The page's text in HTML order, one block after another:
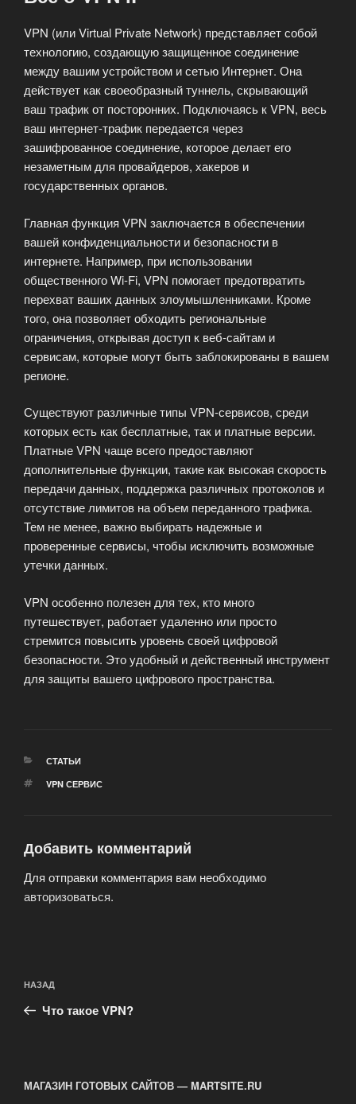
VPN (или Virtual Private Network) представляет собой
технологию, создающую защищенное соединение
между вашим устройством и сетью Интернет. Она
действует как своеобразный туннель, скрывающий
ваш трафик от посторонних. Подключаясь к VPN, весь
ваш интернет-трафик передается через
зашифрованное соединение, которое делает его
незаметным для провайдеров, хакеров и
государственных органов.
Главная функция VPN заключается в обеспечении
вашей конфиденциальности и безопасности в
интернете. Например, при использовании
общественного Wi-Fi, VPN помогает предотвратить
перехват ваших данных злоумышленниками. Кроме
того, она позволяет обходить региональные
ограничения, открывая доступ к веб-сайтам и
сервисам, которые могут быть заблокированы в вашем
регионе.
Существуют различные типы VPN-сервисов, среди
которых есть как бесплатные, так и платные версии.
Платные VPN чаще всего предоставляют
дополнительные функции, такие как высокая скорость
передачи данных, поддержка различных протоколов и
отсутствие лимитов на объем переданного трафика.
Тем не менее, важно выбирать надежные и
проверенные сервисы, чтобы исключить возможные
утечки данных.
VPN особенно полезен для тех, кто много
путешествует, работает удаленно или просто
стремится повысить уровень своей цифровой
безопасности. Это удобный и действенный инструмент
для защиты вашего цифрового пространства.
РУБРИКИ
СТАТЬИ
МЕТКИ
VPN СЕРВИС
Добавить комментарий
Для отправки комментария вам необходимо
авторизоваться.
по
записям
Предыдущая
запись:
НАЗАД
Что такое VPN?
МАГАЗИН ГОТОВЫХ САЙТОВ — MARTSITE.RU